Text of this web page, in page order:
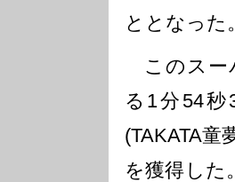
ととなった。
このスー
る1分54
(TAKATA
を獲得した